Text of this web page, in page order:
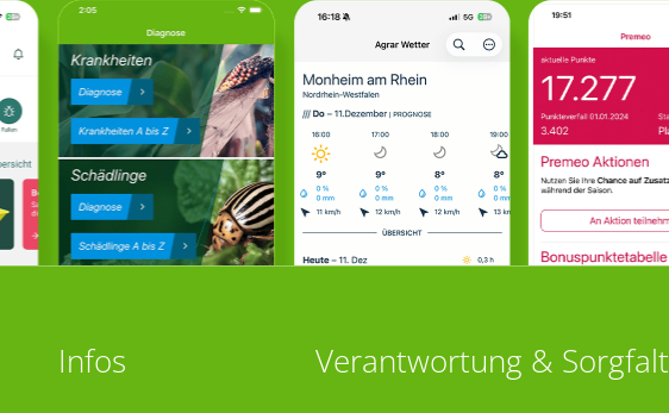
Infos Verantwortung & Sorgfalt